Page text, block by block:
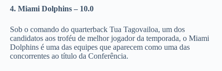
4. Miami Dolphins – 10.0
Sob o comando do quarterback Tua Tagovailoa, um dos
candidatos aos troféu de melhor jogador da temporada, o Miami
Dolphins é uma das equipes que aparecem como uma das
concorrentes ao título da Conferência.